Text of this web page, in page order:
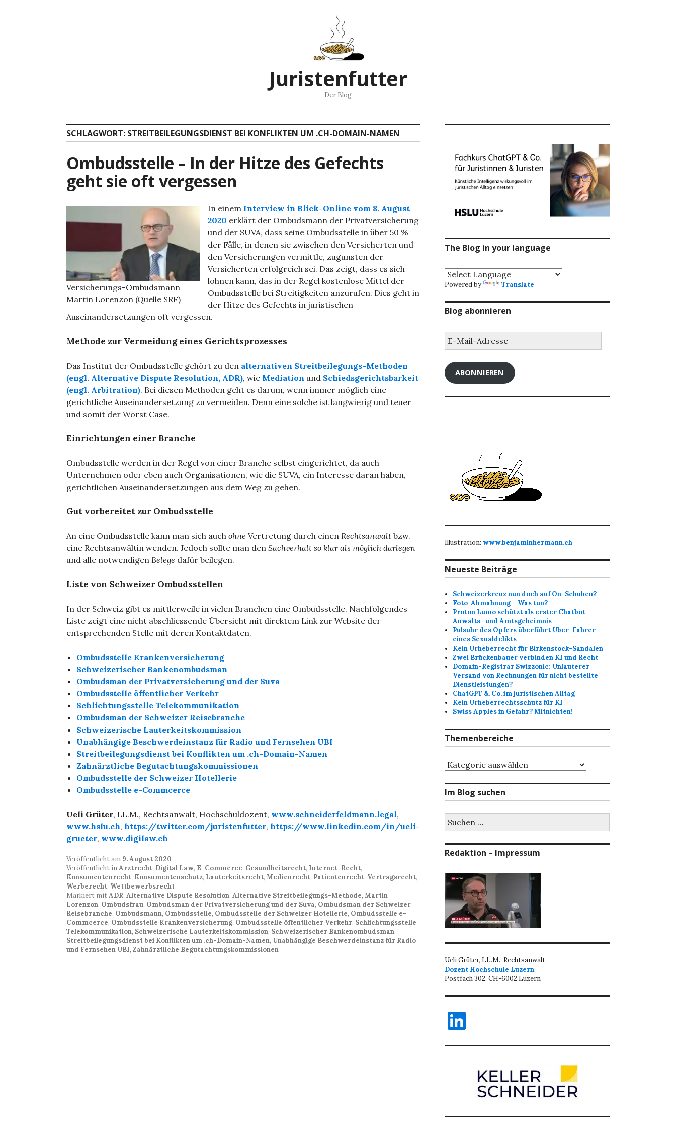
Juristenfutter
Der Blog
SCHLAGWORT: STREITBEILEGUNGSDIENST BEI KONFLIKTEN UM .CH-DOMAIN-NAMEN
Ombudsstelle – In der Hitze des Gefechts
geht sie oft vergessen
Versicherungs-Ombudsmann
Martin Lorenzon (Quelle SRF)
In einem Interview in Blick-Online vom 8. August
2020 erklärt der Ombudsmann der Privatversicherung
und der SUVA, dass seine Ombudsstelle in über 50 %
der Fälle, in denen sie zwischen den Versicherten und
den Versicherungen vermittle, zugunsten der
Versicherten erfolgreich sei. Das zeigt, dass es sich
lohnen kann, das in der Regel kostenlose Mittel der
Ombudsstelle bei Streitigkeiten anzurufen. Dies geht in
der Hitze des Gefechts in juristischen
Auseinandersetzungen oft vergessen.
Methode zur Vermeidung eines Gerichtsprozesses
Das Institut der Ombudsstelle gehört zu den alternativen Streitbeilegungs-Methoden
(engl. Alternative Dispute Resolution, ADR), wie Mediation und Schiedsgerichtsbarkeit
(engl. Arbitration). Bei diesen Methoden geht es darum, wenn immer möglich eine
gerichtliche Auseinandersetzung zu vermeiden. Denn eine solche ist langwierig und teuer
und somit der Worst Case.
Einrichtungen einer Branche
Ombudsstelle werden in der Regel von einer Branche selbst eingerichtet, da auch
Unternehmen oder eben auch Organisationen, wie die SUVA, ein Interesse daran haben,
gerichtlichen Auseinandersetzungen aus dem Weg zu gehen.
Gut vorbereitet zur Ombudsstelle
An eine Ombudsstelle kann man sich auch ohne Vertretung durch einen Rechtsanwalt bzw.
eine Rechtsanwältin wenden. Jedoch sollte man den Sachverhalt so klar als möglich darlegen
und alle notwendigen Belege dafür beilegen.
Liste von Schweizer Ombudsstellen
In der Schweiz gibt es mittlerweile in vielen Branchen eine Ombudsstelle. Nachfolgendes
Liste zeigt eine nicht abschliessende Übersicht mit direktem Link zur Website der
entsprechenden Stelle mit deren Kontaktdaten.
Ombudsstelle Krankenversicherung
Schweizerischer Bankenombudsman
Ombudsman der Privatversicherung und der Suva
Ombudsstelle öffentlicher Verkehr
Schlichtungsstelle Telekommunikation
Ombudsman der Schweizer Reisebranche
Schweizerische Lauterkeitskommission
Unabhängige Beschwerdeinstanz für Radio und Fernsehen UBI
Streitbeilegungsdienst bei Konflikten um .ch-Domain-Namen
Zahnärztliche Begutachtungskommissionen
Ombudsstelle der Schweizer Hotellerie
Ombudsstelle e-Commcerce
Ueli Grüter, LL.M., Rechtsanwalt, Hochschuldozent, www.schneiderfeldmann.legal,
www.hslu.ch, https://twitter.com/juristenfutter, https://www.linkedin.com/in/ueli-
grueter, www.digilaw.ch
Veröffentlicht am 9. August 2020
Veröffentlicht inArztrecht, Digital Law, E-Commerce, Gesundheitsrecht, Internet-Recht,
Konsumentenrecht, Konsumentenschutz, Lauterkeitsrecht, Medienrecht, Patientenrecht, Vertragsrecht,
Werberecht, Wettbewerbsrecht
Markiert mitADR, Alternative Dispute Resolution, Alternative Streitbeilegungs-Methode, Martin
Lorenzon, Ombudsfrau, Ombudsman der Privatversicherung und der Suva, Ombudsman der Schweizer
Reisebranche, Ombudsmann, Ombudsstelle, Ombudsstelle der Schweizer Hotellerie, Ombudsstelle e-
Commcerce, Ombudsstelle Krankenversicherung, Ombudsstelle öffentlicher Verkehr, Schlichtungsstelle
Telekommunikation, Schweizerische Lauterkeitskommission, Schweizerischer Bankenombudsman,
Streitbeilegungsdienst bei Konflikten um .ch-Domain-Namen, Unabhängige Beschwerdeinstanz für Radio
und Fernsehen UBI, Zahnärztliche Begutachtungskommissionen
The Blog in your language
Powered by Translate
Blog abonnieren
Mail-
ABONNIEREN
Illustration: www.benjaminhermann.ch
Neueste Beiträge
Schweizerkreuz nun doch auf On-Schuhen?
Foto-Abmahnung – Was tun?
Proton Lumo schützt als erster Chatbot
Anwalts- und Amtsgeheimnis
Pulsuhr des Opfers überführt Uber-Fahrer
eines Sexualdelikts
Kein Urheberrecht für Birkenstock-Sandalen
Zwei Brückenbauer verbinden KI und Recht
Domain-Registrar Swizzonic: Unlauterer
Versand von Rechnungen für nicht bestellte
Dienstleistungen?
ChatGPT &. Co. im juristischen Alltag
Kein Urheberrechtsschutz für KI
Swiss Apples in Gefahr? Mitnichten!
Themenbereiche
Themenbereiche
Im Blog suchen
nach:
Redaktion – Impressum
Ueli Grüter, LL.M., Rechtsanwalt,
Dozent Hochschule Luzern,
Postfach 302, CH-6002 Luzern
LinkedIn